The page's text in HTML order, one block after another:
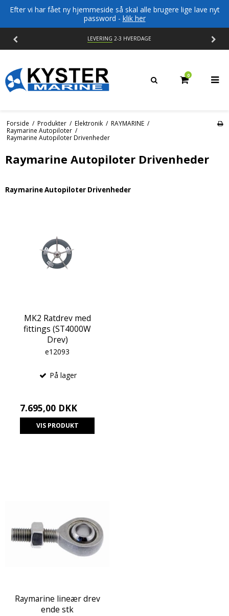
Efter vi har fået ny hjemmeside så skal alle brugere lige lave nyt
password - klik her
LEVERING 2-3 HVERDAGE
0
Forside / Produkter / Elektronik / RAYMARINE /
Raymarine Autopiloter /
Raymarine Autopiloter Drivenheder
Raymarine Autopiloter Drivenheder
Raymarine Autopiloter Drivenheder
MK2 Ratdrev med
fittings (ST4000W
Drev)
e12093
På lager
7.695,00 DKK
VIS PRODUKT
Raymarine lineær drev
ende stk